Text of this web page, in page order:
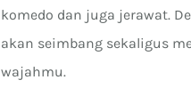
komedo dan juga jerawat.
akan seimbang sekaligus
wajahmu.